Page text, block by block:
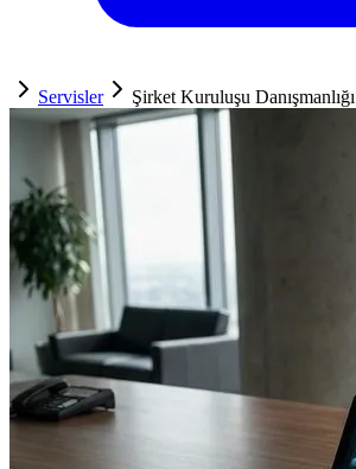
Servisler Şirket Kuruluşu Danışmanlığı